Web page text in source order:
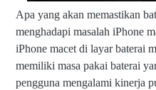
Apa yang akan memastikan
menghadapi masalah iPhone
iPhone macet di layar baterai
memiliki masa pakai baterai
pengguna mengalami kinerja